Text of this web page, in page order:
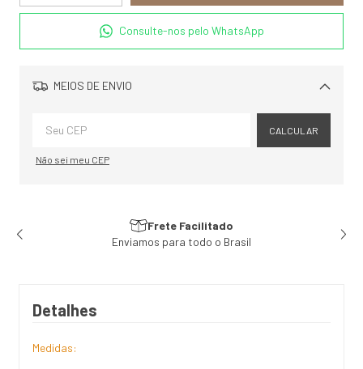
Consulte-nos pelo WhatsApp
MEIOS DE ENVIO
Alterar CEP
CALCULAR
Não sei meu CEP
para todo o Brasil
Exclusivo
Detalhes
Medidas: